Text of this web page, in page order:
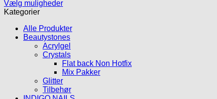
Vælg muligheder
Dette
flere
varianter.
Mulighederne
varesiden
Kategorier
Alle Produkter
Beautystones
Acrylgel
Crystals
Flat back Non Hotfix
Mix Pakker
Glitter
Tilbehør